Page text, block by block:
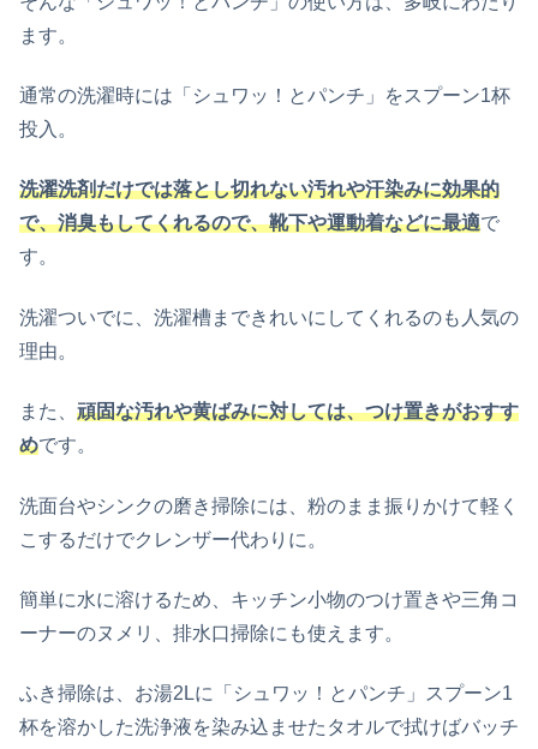
ます。
通常の洗濯時には「シュワッ！とパンチ」をスプーン1杯
投入。
洗濯洗剤だけでは落とし切れない汚れや汗染みに効果的
で、消臭もしてくれるので、靴下や運動着などに最適で
す。
洗濯ついでに、洗濯槽まできれいにしてくれるのも人気の
理由。
また、 頑固な汚れや黄ばみに対しては、つけ置きがおすす
めです。
洗面台やシンクの磨き掃除には、粉のまま振りかけて軽く
こするだけでクレンザー代わりに。
簡単に水に溶けるため、キッチン小物のつけ置きや三角コ
ーナーのヌメリ、排水口掃除にも使えます。
ふき掃除は、お湯2Lに「シュワッ！とパンチ」スプーン1
杯を溶かした洗浄液を染み込ませたタオルで拭けばバッチ